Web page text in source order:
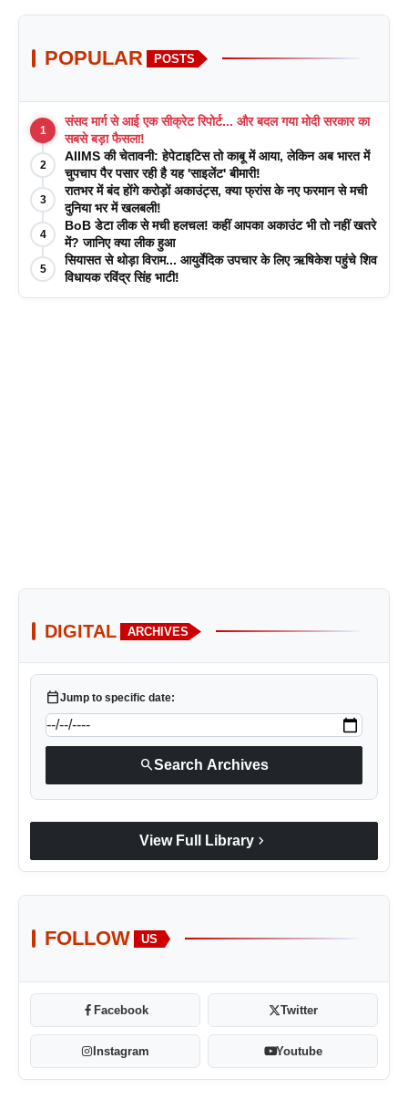
POPULAR POSTS
1
संसद मार्ग से आई एक सीक्रेट रिपोर्ट... और बदल गया मोदी सरकार का
सबसे बड़ा फैसला!
2
AIIMS की चेतावनी: हेपेटाइटिस तो काबू में आया, लेकिन अब भारत में
चुपचाप पैर पसार रही है यह 'साइलेंट' बीमारी!
3
रातभर में बंद होंगे करोड़ों अकाउंट्स, क्या फ्रांस के नए फरमान से मची
दुनिया भर में खलबली!
4
BoB डेटा लीक से मची हलचल! कहीं आपका अकाउंट भी तो नहीं खतरे
में? जानिए क्या लीक हुआ
5
सियासत से थोड़ा विराम... आयुर्वेदिक उपचार के लिए ऋषिकेश पहुंचे शिव
विधायक रविंद्र सिंह भाटी!
DIGITAL ARCHIVES
calendar_todayJump to specific date:
searchSearch Archives
View Full Library chevron_right
FOLLOW US
Facebook Twitter
Instagram Youtube